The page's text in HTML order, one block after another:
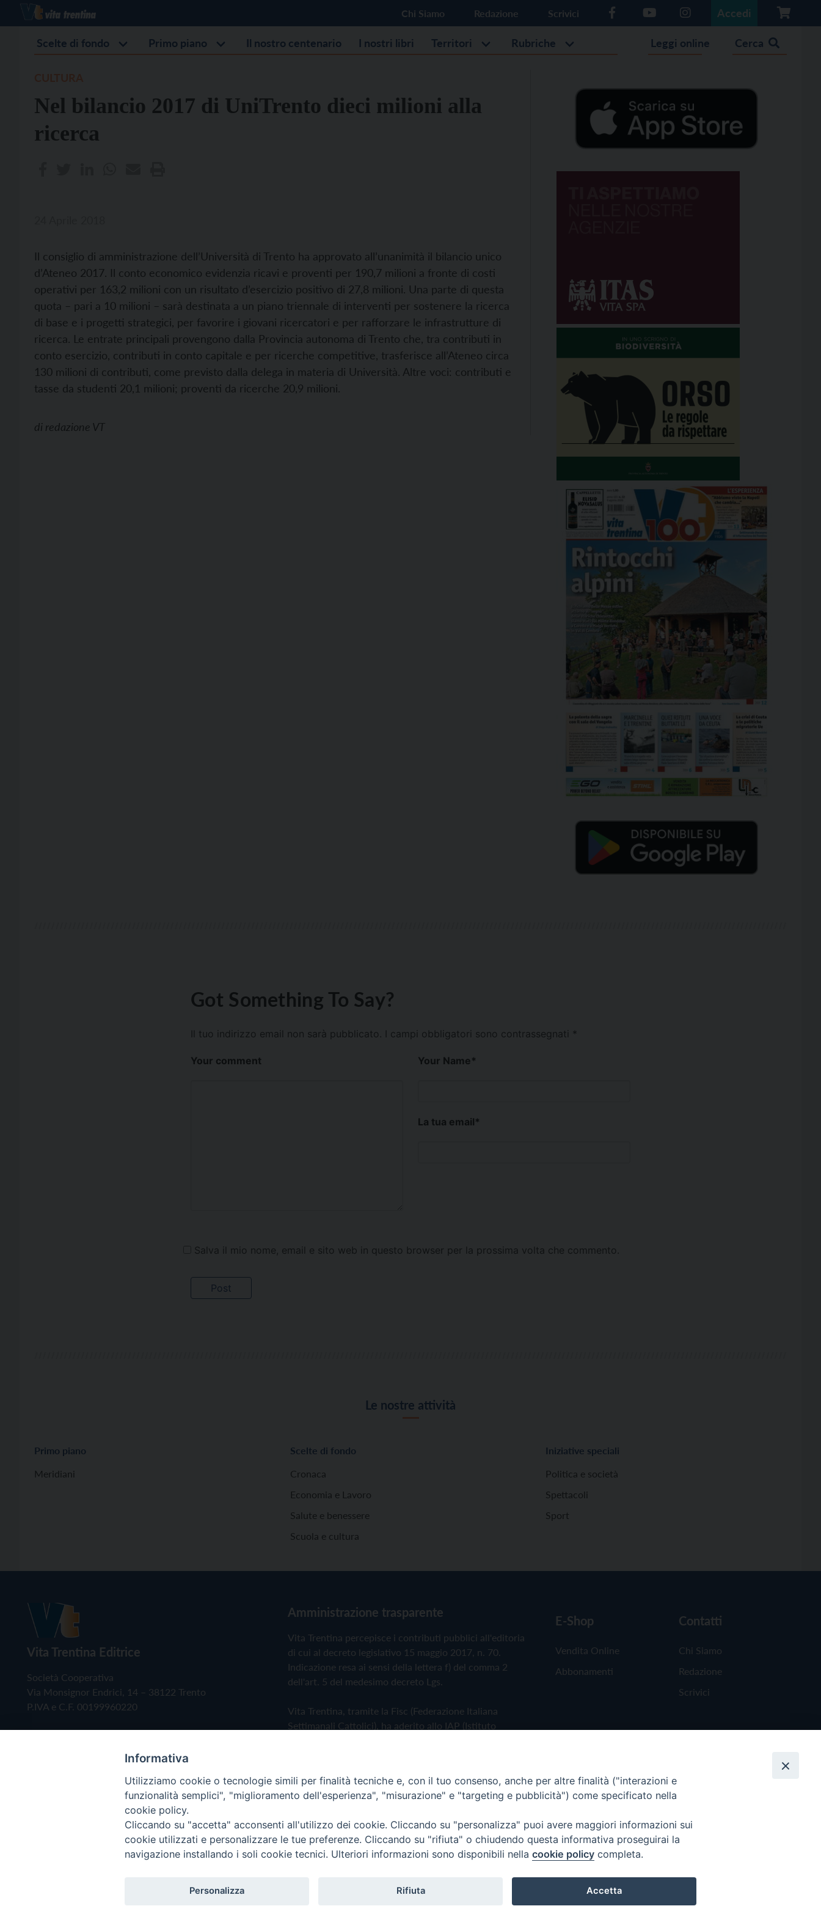
Chi Siamo Redazione Scrivici Accedi
Scelte di fondo Primo piano Il nostro centenario I nostri libri Territori Rubriche Leggi online Cerca
Nel bilancio 2017 di UniTrento dieci milioni alla
ricerca
Il consiglio di amministrazione dell’Università di Trento ha approvato all’unanimità il bilancio unico
d’Ateneo 2017. Il conto economico evidenzia ricavi e proventi per 190,7 milioni a fronte di costi
operativi per 163,2 milioni con un risultato d’esercizio positivo di 27,8 milioni. Una parte di questa
quota – pari a 10 milioni – sarà destinata a un piano triennale di interventi per sostenere la ricerca
di base e i progetti strategici, per favorire i giovani ricercatori e per rafforzare le infrastrutture di
ricerca. Le entrate principali provengono dalla Provincia autonoma di Trento che, tra contributi in
conto esercizio, contributi in conto capitale e per ricerche competitive, trasferisce all’Ateneo circa
130 milioni di contributi, come previsto dalla delega in materia di Università. Altre voci: contributi e
tasse da studenti 20,1 milioni; proventi da ricerche 20,9 milioni.
di redazione VT
Got Something To Say?
Il tuo indirizzo email non sarà pubblicato. I campi obbligatori sono contrassegnati *
Your comment Your Name*
La tua email*
Salva il mio nome, email e sito web in questo browser per la prossima volta che commento.
Le nostre attività
Primo piano
Meridiani
Scelte di fondo
Cronaca
Economia e Lavoro
Salute e benessere
Scuola e cultura
Iniziative speciali
Politica e società
Spettacoli
Sport
Vita Trentina Editrice
Società Cooperativa
Via Monsignor Endrici, 14 – 38122 Trento
P.IVA e C.F. 00199960220
Amministrazione trasparente
Vita Trentina percepisce i contributi pubblici all'editoria
di cui al decreto legislativo 15 maggio 2017, n. 70.
Indicazione resa ai sensi della lettera f) del comma 2
dell'art. 5 del medesimo decreto Lgs.
Vita Trentina, tramite la Fisc (Federazione Italiana
Settimanali Cattolici), ha aderito allo IAP (Istituto
Privacy Policy Cookie Policy
E-Shop
Vendita Online
Abbonamenti
Contatti
Chi Siamo
Redazione
Scrivici
Copyright © 2019 - Tutti i diritti riservati - Vita Trentina Editrice
Informativa
Utilizziamo cookie o tecnologie simili per finalità tecniche e, con il tuo consenso, anche per altre finalità ("interazioni e
funzionalità semplici", "miglioramento dell'esperienza", "misurazione" e "targeting e pubblicità") come specificato nella
cookie policy.
Cliccando su "accetta" acconsenti all'utilizzo dei cookie. Cliccando su "personalizza" puoi avere maggiori informazioni sui
cookie utilizzati e personalizzare le tue preferenze. Cliccando su "rifiuta" o chiudendo questa informativa proseguirai la
navigazione installando i soli cookie tecnici. Ulteriori informazioni sono disponibili nella cookie policy completa.
Personalizza Rifiuta Accetta